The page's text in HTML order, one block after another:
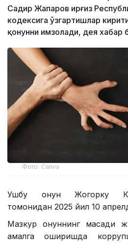
Садир Жапаров Қирғиз
кодексига ўзгартишлар
қонунни имзолади, дея хабар
Фото: Canva
Ушбу қонун Жогорку
томонидан 2025 йил 10
Мазкур қонуннинг мақсади
амалга оширишда